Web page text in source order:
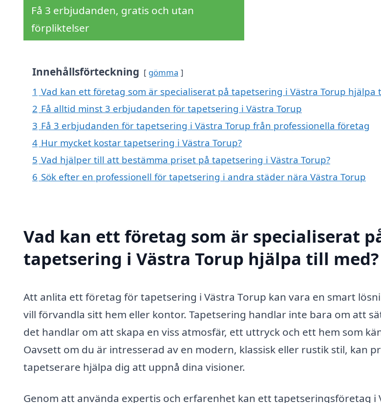
Få 3 erbjudanden, gratis och utan
förpliktelser
Innehållsförteckning gömma
1 Vad kan ett företag som är specialiserat på tapetsering i Västra Torup hjälpa
2 Få alltid minst 3 erbjudanden för tapetsering i Västra Torup
3 Få 3 erbjudanden för tapetsering i Västra Torup från professionella företag
4 Hur mycket kostar tapetsering i Västra Torup?
5 Vad hjälper till att bestämma priset på tapetsering i Västra Torup?
6 Sök efter en professionell för tapetsering i andra städer nära Västra Torup
Vad kan ett företag som är specialiserat
tapetsering i Västra Torup hjälpa till med?
Att anlita ett företag för tapetsering i Västra Torup kan vara en smart
vill förvandla sitt hem eller kontor. Tapetsering handlar inte bara om att
det handlar om att skapa en viss atmosfär, ett uttryck och ett hem som
Oavsett om du är intresserad av en modern, klassisk eller rustik stil, kan
tapetserare hjälpa dig att uppnå dina visioner.
Genom att använda expertis och erfarenhet kan ett tapetseringsföretag i